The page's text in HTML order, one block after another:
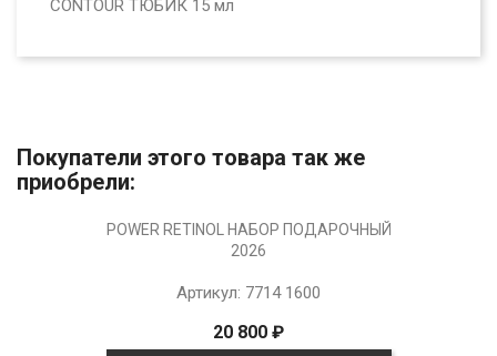
CONTOUR ТЮБИК 15 мл
Покупатели этого товара так же
приобрели:
POWER RETINOL НАБОР ПОДАРОЧНЫЙ
2026
Артикул: 7714 1600
20 800 ₽